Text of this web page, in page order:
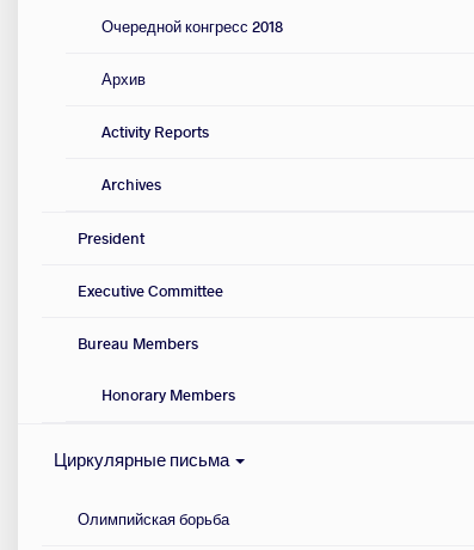
Очередной конгресс 2018
Архив
Activity Reports
Archives
President
Executive Committee
Bureau Members
Honorary Members
Циркулярные письма
Олимпийская борьба